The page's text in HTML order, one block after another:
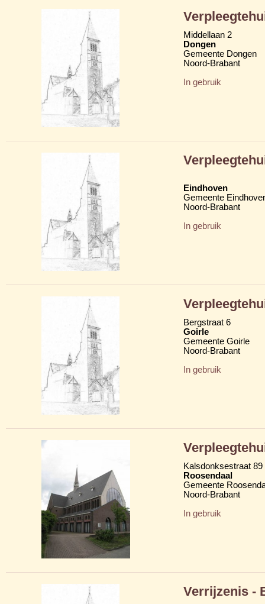
Middellaan 2
Dongen
Gemeente Dongen
Noord-Brabant
In gebruik
Eindhoven
Gemeente
Noord-Brabant
In gebruik
Bergstraat 6
Goirle
Gemeente Goirle
Noord-Brabant
In gebruik
Kalsdonksestraat 89
Roosendaal
Gemeente
Noord-Brabant
In gebruik
Verrijzenis -